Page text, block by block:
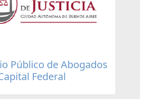
Público de Abogados
Federal